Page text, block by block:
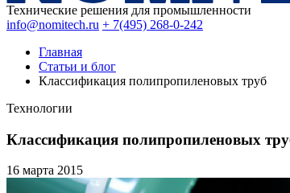
Технические решения для промышленности
info@nomitech.ru + 7(495) 268-0-242
Главная
Статьи и блог
Классификация полипропиленовых труб
Технологии
Классификация полипропиленовых
16 марта 2015